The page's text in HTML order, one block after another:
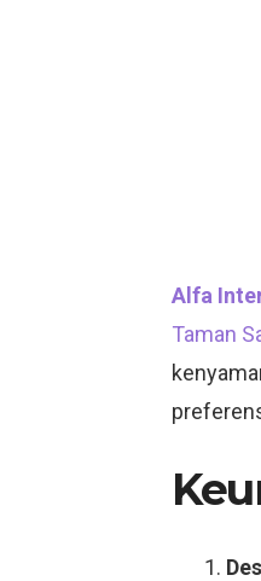
Alfa
Taman